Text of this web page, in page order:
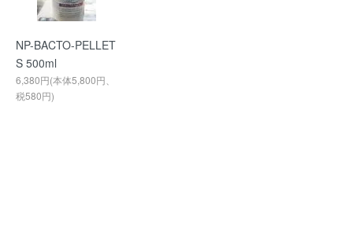
NP-BACTO-PELLET
S 500ml
6,380円(本体5,800円、
税580円)